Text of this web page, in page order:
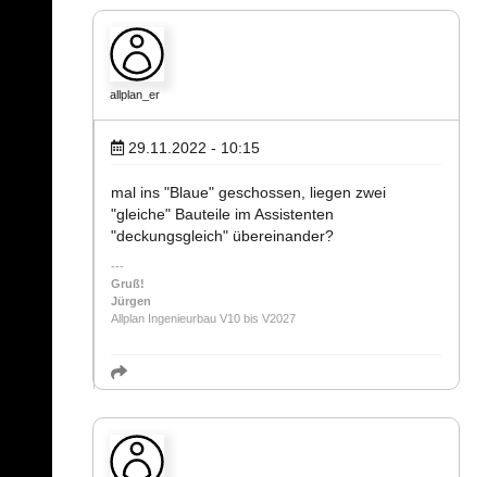
allplan_er
29.11.2022 - 10:15
mal ins "Blaue" geschossen, liegen zwei
"gleiche" Bauteile im Assistenten
"deckungsgleich" übereinander?
Gruß!
Jürgen
Allplan Ingenieurbau V10 bis V2027